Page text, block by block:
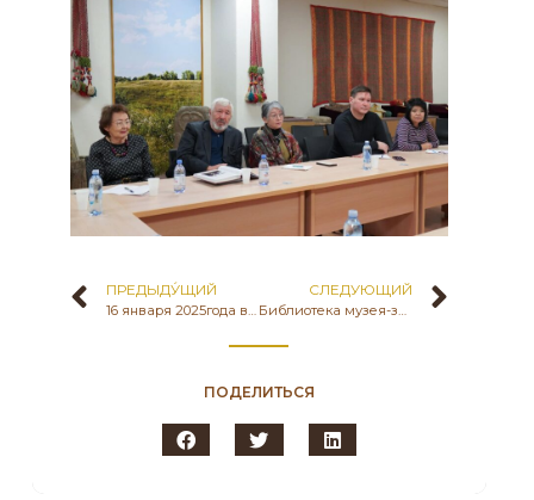
ПРЕДЫДУ́ЩИЙ
16 января 2025года в проектном офисе Государственного историко-культурного музея-заповедника «Бозоқ» КК МКИ РК в рамках культурно-образовательной платформы «Бозок – территория знаний» прошел музейный урок для обучающихся ІТ-школы-лицея села Караоткель Целиноградского района Акмолинской области.
СЛЕДУЮЩИЙ
Библиотека музея-заповедника «Бозок» сегодня к 110 летию- Ильяса Есенберлина представляет собрания сочинений писателя , выпущеные в 80-годах.
ПОДЕЛИТЬСЯ